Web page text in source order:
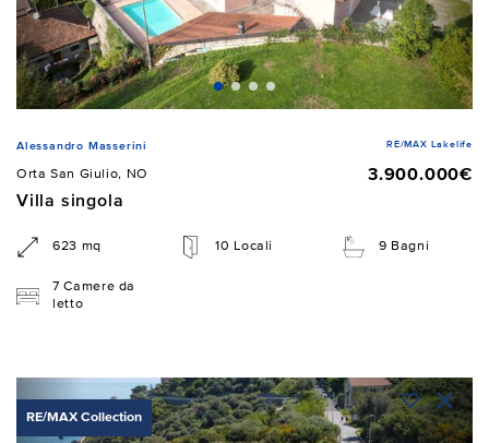
Alessandro Masserini RE/MAX Lakelife
Orta San Giulio, NO
3.900.000€
Villa singola
623 mq 10 Locali 9 Bagni
7 Camere da
letto
RE/MAX Collection